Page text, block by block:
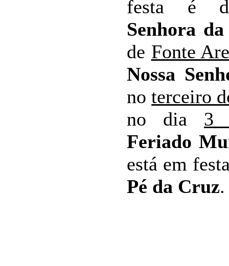
festa é
Senhora da
de Fonte
Nossa
noterceiro
no dia 3
Feriado
está em
Pé da Cruz.